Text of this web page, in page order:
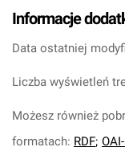
Informacje
Data ostatniej
Liczba wyświetleń
Możesz również
formatach: RDF;